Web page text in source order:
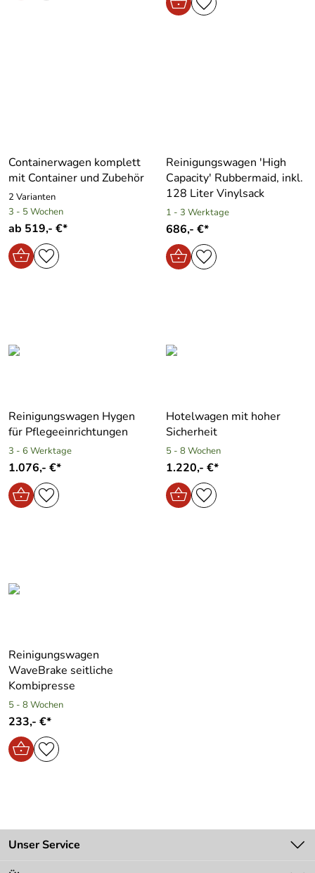
Containerwagen komplett
mit Container und Zubehör
2 Varianten
3 - 5 Wochen
ab 519,- €*
Reinigungswagen ′High
Capacity′ Rubbermaid, inkl.
128 Liter Vinylsack
1 - 3 Werktage
686,- €*
Reinigungswagen Hygen
für Pflegeeinrichtungen
3 - 6 Werktage
1.076,- €*
Hotelwagen mit hoher
Sicherheit
5 - 8 Wochen
1.220,- €*
Reinigungswagen
WaveBrake seitliche
Kombipresse
5 - 8 Wochen
233,- €*
Unser Service